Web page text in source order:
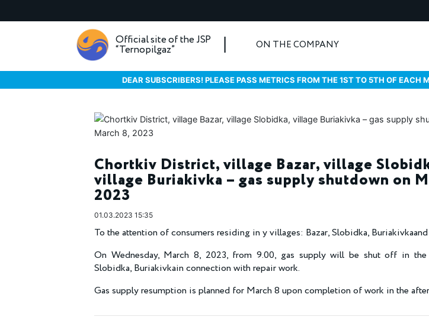
Official site of the JSP
“Ternopilgaz” ON THE COMPANY
DEAR SUBSCRIBERS! PLEASE PASS METRICS FROM THE 1ST TO 5TH OF
Chortkiv District, village Bazar, village
village Buriakivka – gas supply shutdown on
2023
01.03.2023 15:35
To the attention of consumers residing in у villages: Bazar, Slobidka, Buriakivkaand
On Wednesday, March 8, 2023, from 9.00, gas supply will be shut off in the
Slobidka, Buriakivkain connection with repair work.
Gas supply resumption is planned for March 8 upon completion of work in the